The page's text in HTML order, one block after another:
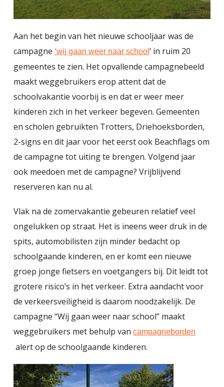
Aan het begin van het nieuwe schooljaar was de
campagne ‘wij gaan weer naar school ’ in ruim 20
gemeentes te zien. Het opvallende campagnebeeld
maakt weggebruikers erop attent dat de
schoolvakantie voorbij is en dat er weer meer
kinderen zich in het verkeer begeven. Gemeenten
en scholen gebruikten Trotters, Driehoeksborden,
2-signs en dit jaar voor het eerst ook Beachflags om
de campagne tot uiting te brengen. Volgend jaar
ook meedoen met de campagne? Vrijblijvend
reserveren kan nu al.
Vlak na de zomervakantie gebeuren relatief veel
ongelukken op straat. Het is ineens weer druk in de
spits, automobilisten zijn minder bedacht op
schoolgaande kinderen, en er komt een nieuwe
groep jonge fietsers en voetgangers bij. Dit leidt tot
grotere risico’s in het verkeer. Extra aandacht voor
de verkeersveiligheid is daarom noodzakelijk. De
campagne “Wij gaan weer naar school” maakt
weggebruikers met behulp van campagneborden
alert op de schoolgaande kinderen.